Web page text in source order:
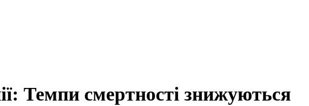
Темпи смертності знижуються